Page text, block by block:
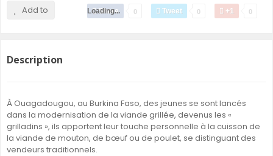
Add to Share 0 Tweet 0 +1 0
Loading...
Description
À Ouagadougou, au Burkina Faso, des jeunes se sont lancés
dans la modernisation de la viande grillée, devenus les «
grilladins », ils apportent leur touche personnelle à la cuisson de
la viande de mouton, de bœuf ou de poulet, se distinguant des
vendeurs traditionnels.